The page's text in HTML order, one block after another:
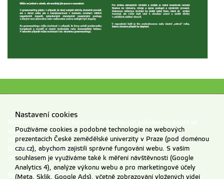
souhlasem ČZU.
Informace o zpracování a ochraně osobních údajů na ČZU v Praze.
© 2026 Česká zemědělská univerzita v Praze
Všechna práva vyhrazena
Nastavení cookies
Nastavení cookies
Používáme cookies a podobné technologie na webových
prezentacích České zemědělské univerzity v Praze (pod doménou
czu.cz), abychom zajistili správné fungování webu. S vaším
souhlasem je využíváme také k měření návštěvnosti (Google
Analytics 4), analýze výkonu webu a pro marketingové účely
(Meta, Sklik, Google Ads), včetně zobrazování vložených videí